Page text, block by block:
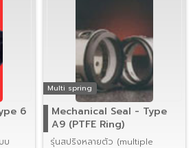
6
บ
Multi spring
Mechanical Seal - Type
A9 (PTFE Ring)
รุ่นสปริงหลายตัว (multiple